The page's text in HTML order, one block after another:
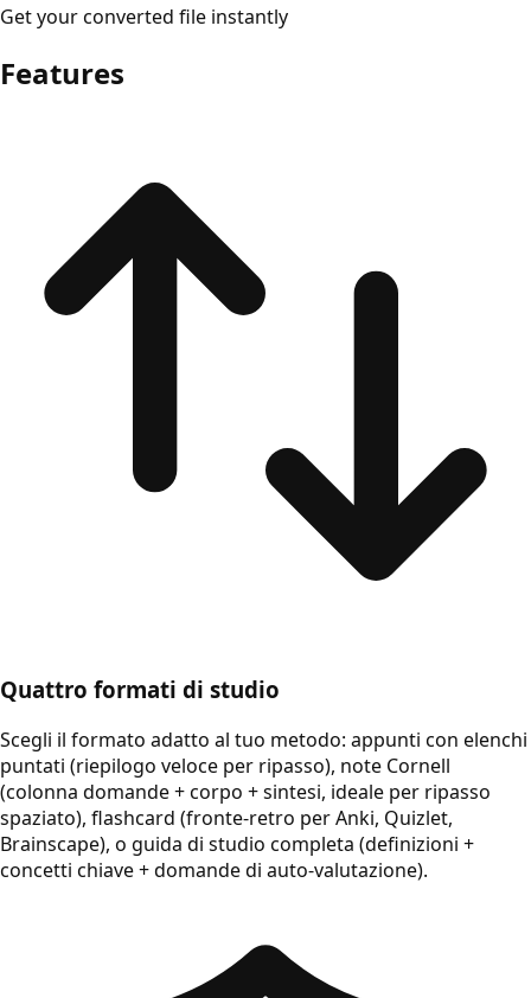
Get your converted file instantly
Features
Quattro formati di studio
Scegli il formato adatto al tuo metodo: appunti con elenchi
puntati (riepilogo veloce per ripasso), note Cornell
(colonna domande + corpo + sintesi, ideale per ripasso
spaziato), flashcard (fronte-retro per Anki, Quizlet,
Brainscape), o guida di studio completa (definizioni +
concetti chiave + domande di auto-valutazione).